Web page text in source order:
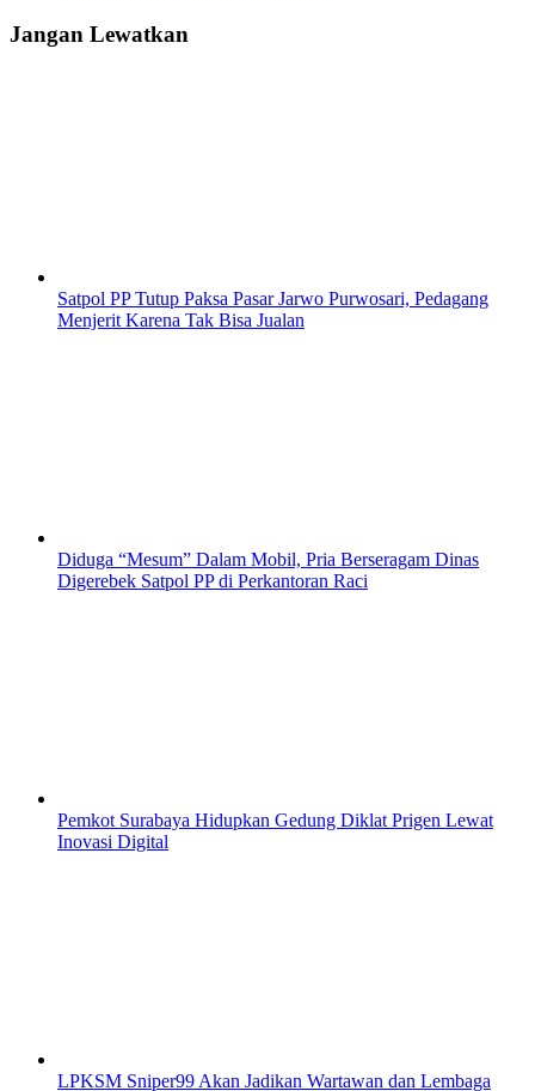
Jangan Lewatkan
Satpol PP Tutup Paksa Pasar Jarwo Purwosari, Pedagang
Menjerit Karena Tak Bisa Jualan
Diduga “Mesum” Dalam Mobil, Pria Berseragam Dinas
Digerebek Satpol PP di Perkantoran Raci
Pemkot Surabaya Hidupkan Gedung Diklat Prigen Lewat
Inovasi Digital
LPKSM Sniper99 Akan Jadikan Wartawan dan Lembaga